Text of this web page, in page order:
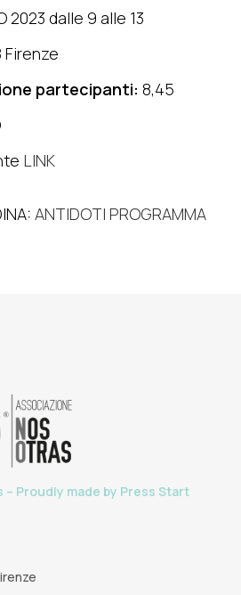
2023 dalle 9 alle 13
Firenze
partecipanti: 8,45
LINK
ANTIDOTI PROGRAMMA
Proudly made by Press Start